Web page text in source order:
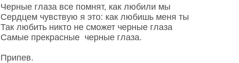
Черные глаза все помнят, как любили мы
Сердцем чувствую я это: как любишь меня ты
Так любить никто не сможет черные глаза
Самые прекрасные черные глаза.
Припев.